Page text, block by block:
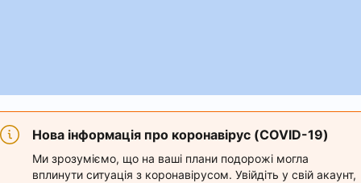
Нова інформація про коронавірус (COVID-19)
Ми зрозуміємо, що на ваші плани подорожі могла
вплинути ситуація з коронавірусом. Увійдіть у свій акаунт,